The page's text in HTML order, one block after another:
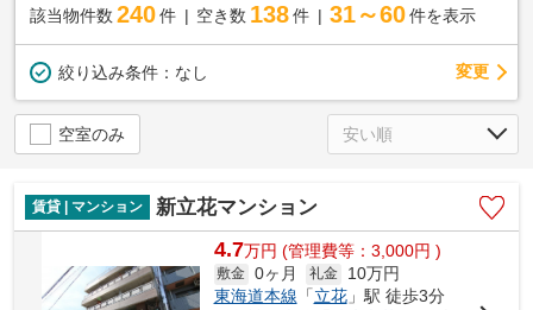
該当物件数 240件 空き数 138 件 31～60 件を表示
絞り込み条件： なし 変更
空室のみ
賃貸 | マンション 新立花マンション
4.7万円 (管理費等：3,000円 )
敷金 0ヶ月 礼金
10万円
東海道本線 「立花」駅 徒歩3分